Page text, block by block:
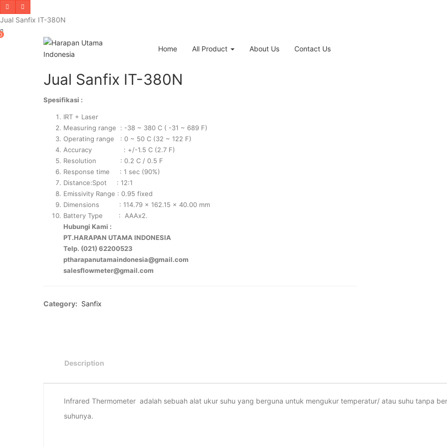
Jual Sanfix IT-380N
Home All Product About Us Contact Us
Jual Sanfix IT-380N
Spesifikasi :
IRT + Laser
Measuring range : -38 ~ 380 C ( -31 ~ 689 F)
Operating range : 0 ~ 50 C (32 ~ 122 F)
Accuracy : +/-1.5 C (2.7 F)
Resolution : 0.2 C / 0.5 F
Response time : 1 sec (90%)
Distance:Spot : 12:1
Emissivity Range : 0.95 fixed
Dimensions : 114.79 x 162.15 x 40.00 mm
Battery Type : AAAx2.
Hubungi Kami :
PT.HARAPAN UTAMA INDONESIA
Telp. (021) 62200523
ptharapanutamaindonesia@gmail.com
salesflowmeter@gmail.com
Category: Sanfix
Description
Infrared Thermometer adalah sebuah alat ukur suhu yang berguna untuk mengukur temperatur/ atau suhu tanpa
suhunya.